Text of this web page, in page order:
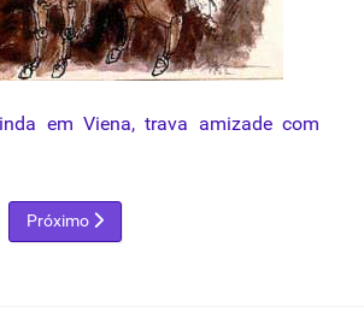
em Viena, trava amizade com
Marc Chagall
Próximo artigo: Mario Gruber
Próximo